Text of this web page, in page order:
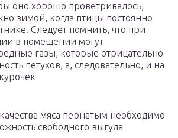
оно хорошо проветривалось,
зимой, когда птицы постоянно
Следует помнить, что при
в помещении могут
газы, которые отрицательно
петухов, а, следовательно, и на
мяса пернатым необходимо
свободного выгула